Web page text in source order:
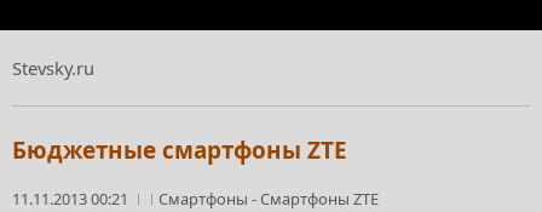
Stevsky.ru
Бюджетные смартфоны ZTE
11.11.2013 00:21 Смартфоны -Смартфоны ZTE